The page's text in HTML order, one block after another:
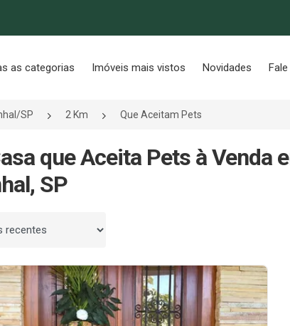
as categorias Imóveis mais vistos Novidades
SP 2 Km Que Aceitam Pets
que Aceita Pets à Venda
SP
por